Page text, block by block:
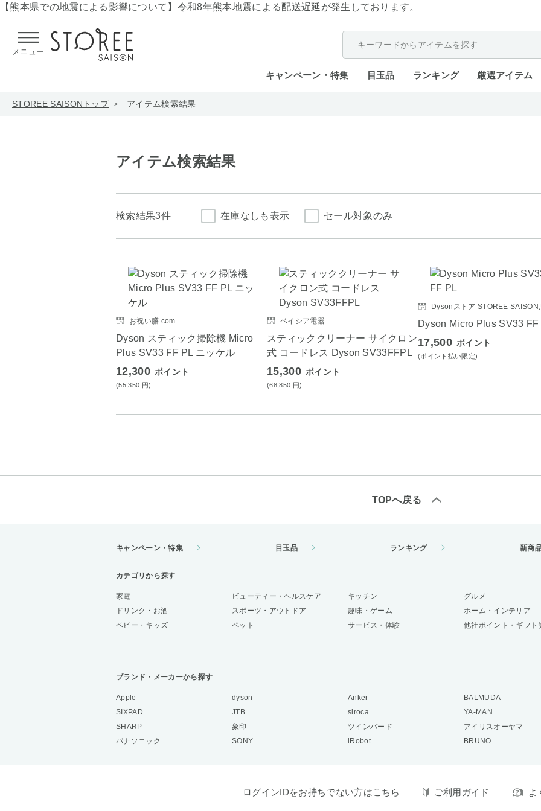
【熊本県での地震による影響について】 令和8年熊本地震による配送遅延が発生しております。
メニュー
キャンペーン・特集 目玉品 ランキング 厳選アイテム
STOREE SAISONトップ アイテム検索結果
アイテム検索結果
検索結果3件 在庫なしも表示 セール対象のみ
お祝い膳.com
Dyson スティック掃除機 Micro
Plus SV33 FF PL ニッケル
12,300 ポイント
(55,350 円)
ベイシア電器
スティッククリーナー サイクロン
式 コードレス Dyson SV33FFPL
15,300 ポイント
(68,850 円)
Dysonストア STOREE SAISON
Dyson Micro Plus SV33 FF
17,500 ポイント
(ポイント払い限定)
TOPへ戻る
キャンペーン・特集 目玉品 ランキング 新商
カテゴリから探す
家電 ビューティー・ヘルスケア キッチン グルメ
ドリンク・お酒
スポーツ・アウトドア 趣味・ゲーム ホーム・インテリア
ベビー・キッズ
ペット サービス・体験 他社ポイント・ギフト
ブランド・メーカーから探す
Apple dyson Anker BALMUDA
SIXPAD
JTB siroca YA-MAN
SHARP
象印 ツインバード アイリスオーヤマ
パナソニック
SONY iRobot BRUNO
ログインIDをお持ちでない方はこちら ご利用ガイド よ